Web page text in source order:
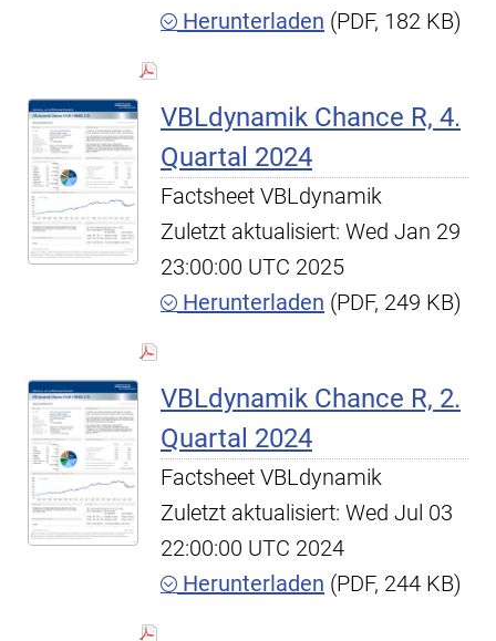
Herunterladen (PDF, 182 KB)
VBLdynamik Chance R, 4.
Quartal 2024
Factsheet VBLdynamik
Zuletzt aktualisiert: Wed Jan 29
23:00:00 UTC 2025
Herunterladen (PDF, 249 KB)
VBLdynamik Chance R, 2.
Quartal 2024
Factsheet VBLdynamik
Zuletzt aktualisiert: Wed Jul 03
22:00:00 UTC 2024
Herunterladen (PDF, 244 KB)